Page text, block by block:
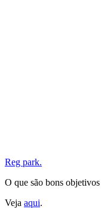
Reg park.
O que são bons
Veja aqui.